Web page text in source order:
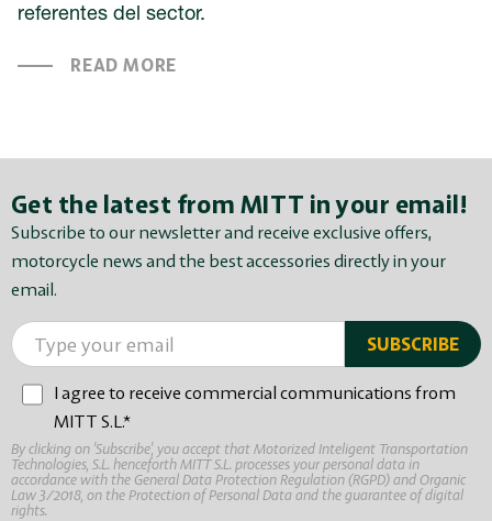
referentes del sector.
READ MORE
Get the latest from MITT in your email!
Subscribe to our newsletter and receive exclusive offers,
motorcycle news and the best accessories directly in your
email.
I agree to receive commercial communications from
MITT S.L.*
By clicking on 'Subscribe', you accept that Motorized Inteligent Transportation
Technologies, S.L. henceforth MITT S.L. processes your personal data in
accordance with the General Data Protection Regulation (RGPD) and Organic
Law 3/2018, on the Protection of Personal Data and the guarantee of digital
rights.